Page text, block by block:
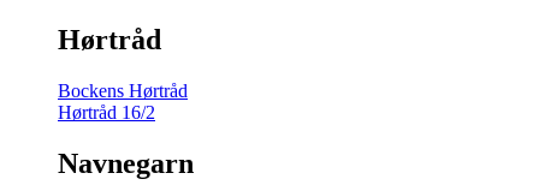
Hørtråd
Bockens Hørtråd
Hørtråd 16/2
Navnegarn